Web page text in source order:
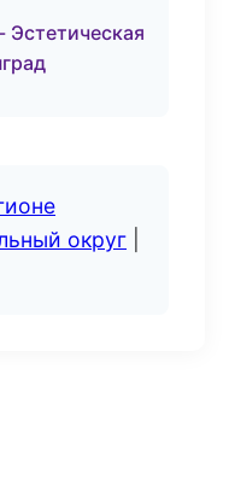
Эстетическая
округ